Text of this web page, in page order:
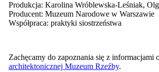
Produkcja: Karolina Wróblewska-Leśniak,
Producent: Muzeum Narodowe w Warszawie
Współpraca: praktyki siostrzeństwa
Zachęcamy do zapoznania się z informacjami
architektonicznej Muzeum Rzeźby.